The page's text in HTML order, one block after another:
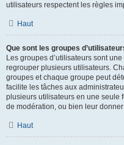
utilisateurs respectent les règles
Haut
Que sont les groupes
Les groupes d’utilisateurs sont
regrouper plusieurs utilisateurs.
groupes et chaque groupe peut
facilite les tâches aux
plusieurs utilisateurs en une seule
de modération, ou bien leur
Haut